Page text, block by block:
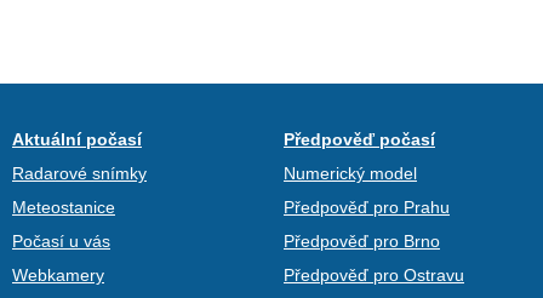
Aktuální počasí
Radarové snímky
Meteostanice
Počasí u vás
Webkamery
Předpověď počasí
Numerický model
Předpověď pro Prahu
Předpověď pro Brno
Předpověď pro Ostravu